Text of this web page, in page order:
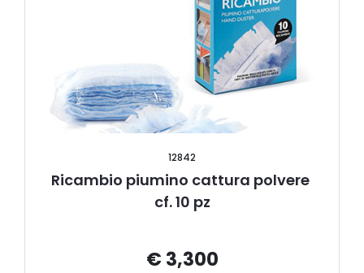
12842
Ricambio piumino cattura polvere
cf. 10 pz
€ 3,300